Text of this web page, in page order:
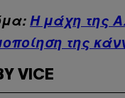
Η μάχη της
της
VICE